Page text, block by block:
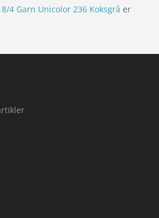
4 Garn Unicolor 236 Koksgrå er